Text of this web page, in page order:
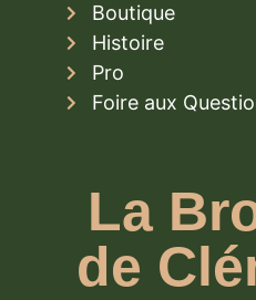
Boutique
Histoire
Pro
Foire aux
La
de